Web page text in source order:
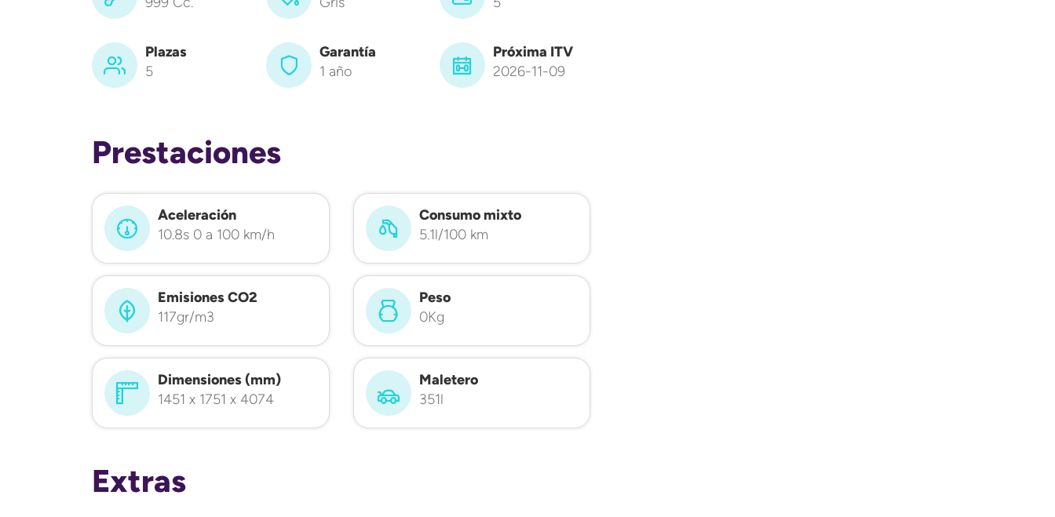
Plazas
5
Garantía
1 año
Próxima ITV
2026-11-09
Prestaciones
Aceleración
10.8s 0 a 100 km/h
Consumo mixto
5.1l/100 km
Emisiones CO2
117gr/m3
Peso
0Kg
Dimensiones (mm)
1451 x 1751 x 4074
Maletero
351l
Extras